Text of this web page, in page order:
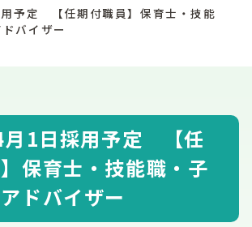
予定 【任期付職員】保育士・技能
バイザー
月1日採用予定 【任
保育士・技能職・子
ドバイザー